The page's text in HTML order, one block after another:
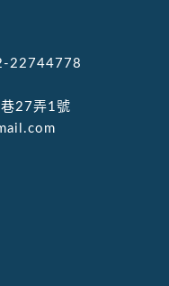
22744778
27弄1號